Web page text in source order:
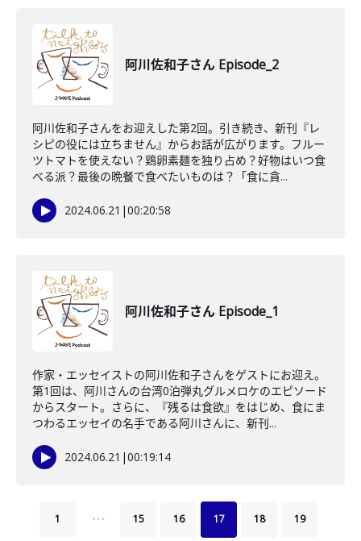
阿川佐和子さん Episode_2
阿川佐和子さんをお迎えした第2回。引き続き、新刊『レ
シピの役には立ちません』からお話が広がります。フルー
ツトマトを使えない？鶏卵素麺を独り占め？好物はいつ食
べる派？最後の晩餐で食べたいものは？「食に貪...
2024.06.21 |00:20:58
阿川佐和子さん Episode_1
作家・エッセイストの阿川佐和子さんをゲストにお迎え。
第1回は、阿川さんの台湾0泊弾丸グルメロケのエピソード
からスタート。さらに、『残るは食欲』をはじめ、食にま
つわるエッセイの名手である阿川さんに、新刊...
2024.06.21 |00:19:14
1 … 15 16 17 18 19